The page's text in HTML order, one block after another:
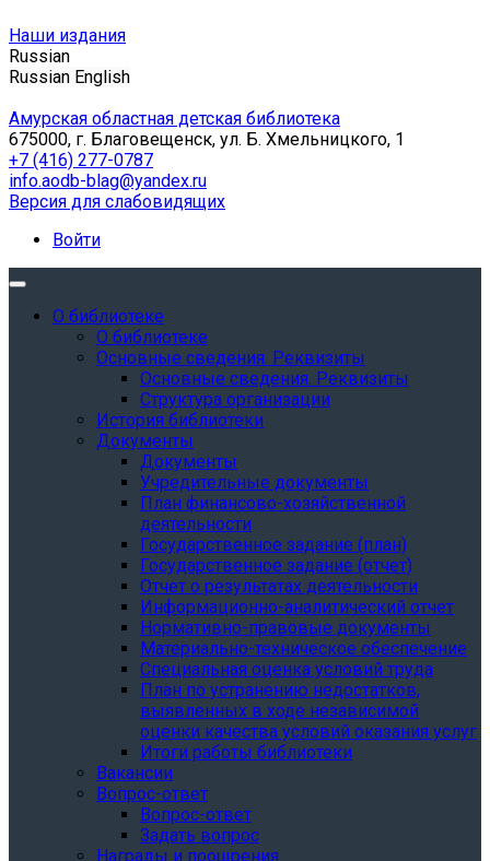
Наши издания
Russian
Russian English
Амурская областная детская библиотека
675000, г. Благовещенск, ул. Б. Хмельницкого, 1
+7 (416) 277-0787
info.aodb-blag@yandex.ru
Версия для слабовидящих
Войти
О библиотеке
О библиотеке
Основные сведения. Реквизиты
Основные сведения. Реквизиты
Структура организации
История библиотеки
Документы
Документы
Учредительные документы
План финансово-хозяйственной
деятельности
Государственное задание (план)
Государственное задание (отчет)
Отчет о результатах деятельности
Информационно-аналитический отчет
Нормативно-правовые документы
Материально-техническое обеспечение
Специальная оценка условий труда
План по устранению недостатков,
выявленных в ходе независимой
оценки качества условий оказания услуг
Итоги работы библиотеки
Вакансии
Вопрос-ответ
Вопрос-ответ
Задать вопрос
Награды и поощрения